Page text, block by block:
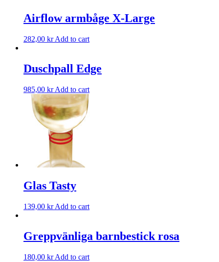
Airflow armbåge X-Large
282,00 kr Add to cart
Duschpall Edge
985,00 kr Add to cart
Glas Tasty
139,00 kr Add to cart
Greppvänliga barnbestick rosa
180,00 kr Add to cart